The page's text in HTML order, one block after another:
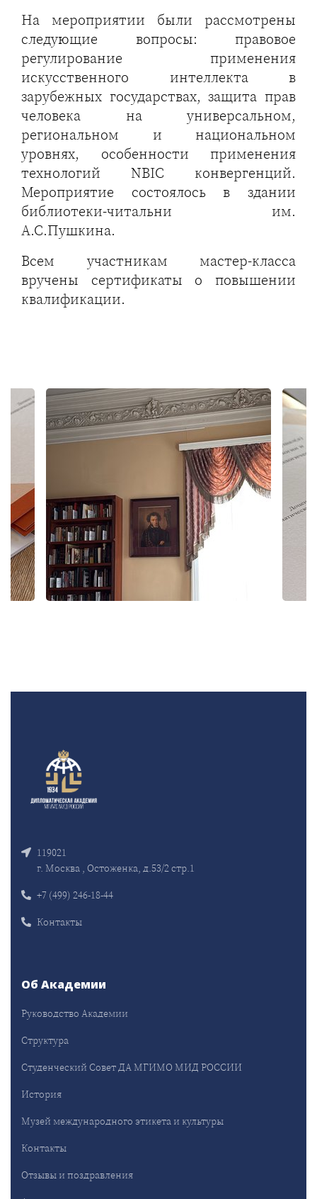
На мероприятии были рассмотрены
следующие вопросы: правовое
регулирование применения
искусственного интеллекта в
зарубежных государствах, защита прав
человека на универсальном,
региональном и национальном
уровнях, особенности применения
технологий NBIC конвергенций.
Мероприятие состоялось в здании
библиотеки-читальни им.
А.С.Пушкина.
Всем участникам мастер-класса
вручены сертификаты о повышении
квалификации.
119021
г. Москва , Остоженка, д.53/2 стр.1
+7 (499) 246-18-44
Контакты
Об Академии
Руководство Академии
Структура
Студенческий Совет ДА МГИМО МИД РОССИИ
История
Музей международного этикета и культуры
Контакты
Отзывы и поздравления